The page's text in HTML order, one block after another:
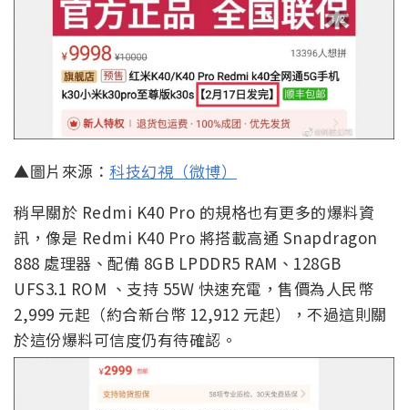
▲圖片來源： 科技幻視（微博）
稍早關於 Redmi K40 Pro 的規格也有更多的爆料資
訊，像是 Redmi K40 Pro 將搭載高通 Snapdragon
888 處理器、配備 8GB LPDDR5 RAM、128GB
UFS3.1 ROM 、支持 55W 快速充電，售價為人民幣
2,999 元起（約合新台幣 12,912 元起），不過這則關
於這份爆料可信度仍有待確認。